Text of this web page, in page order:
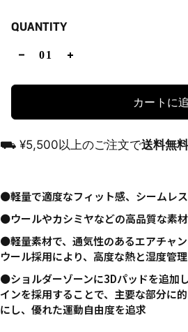
QUANTITY
カートに
⛟ ¥5,500以上のご注文で送料無料
⚫️軽量で適度なフィット感、シームレス
⚫️ウールやカシミヤなどの高品質な素
⚫️軽量素材で、通気性のあるエアチャ
ウール採用により、高度な熱と湿度管
⚫️ショルダーゾーンに3Dパッドを追加
インを採用することで、主要な部分に
にし、優れた運動自由度を追求